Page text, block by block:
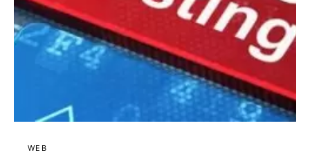
WEB